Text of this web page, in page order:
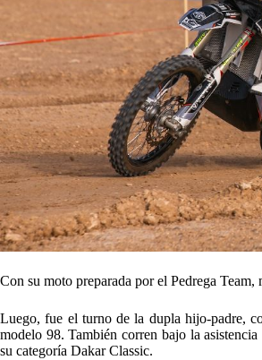
Con su moto preparada por el Pedrega
Luego, fue el turno de la dupla hijo-padre,
modelo 98. También corren bajo la
su categoría Dakar Classic.